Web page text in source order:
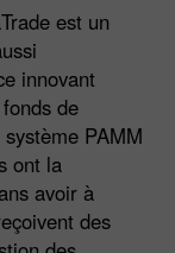
est un
innovant
de
PAMM
ont la
avoir à
des